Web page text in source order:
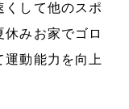
くして他のスポ
みお家でゴロ
動能力を向上